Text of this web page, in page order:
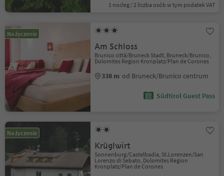
1 nocleg / 2 liczba osób w tym podatek VAT
Na życzenie
Am Schloss
Brunico città/Bruneck Stadt, Bruneck/Brunico,
Dolomites Region Kronplatz/Plan de Corones
338 m od Bruneck/Brunico centrum
Südtirol Guest Pass
Na życzenie
Krüglwirt
Sonnenburg/Castelbadia, St.Lorenzen/San
Lorenzo di Sebato, Dolomites Region
Kronplatz/Plan de Corones